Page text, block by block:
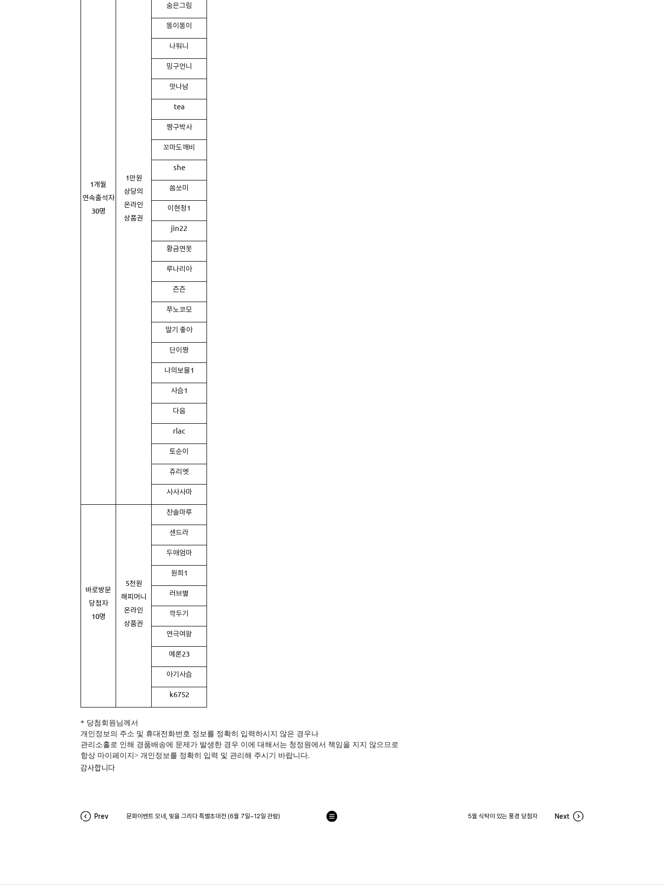
1개월
연속출석자
30명
1만원
상당의
온라인
상품권
숨은그림
똥이똥이
나워니
밍구언니
맛나남
tea
짱구박사
꼬마도깨비
she
쏨쏘미
이현정1
jin22
황금연못
루나리아
즌즌
쭈노코모
딸기 좋아
단이짱
나의보물1
사슴1
다음
rlac
토순이
쥬리엣
사사사마
바로방문
당첨자
10명
5천원
해피머니
온라인
상품권
찬솔마루
센드라
두애엄마
원희1
러브별
깍두기
연극여왕
메론23
아기사슴
k6752
* 당첨회원님께서
개인정보의 주소 및 휴대전화번호 정보를 정확히 입력하시지 않은 경우나
관리소홀로 인해 경품배송에 문제가 발생한 경우 이에 대해서는 청정원에서 책임을 지지 않으므로
항상 마이페이지> 개인정보를 정확히 입력 및 관리해 주시기 바랍니다.
감사합니다
Prev 문화이벤트 모네, 빛을 그리다 특별초대전 (6월 7일~12일 관람) 5월 식탁이 있는 풍경 당첨자 Next
목